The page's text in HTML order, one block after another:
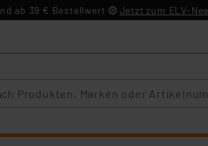
ab 39 € Bestellwert Jetzt zum ELV-